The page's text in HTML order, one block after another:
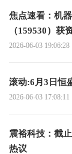
焦点速看：机
（159530）获
2026-06-03 19:06:28
滚动:6月3日恒
2026-06-03 17:08:11
震裕科技：截
热议